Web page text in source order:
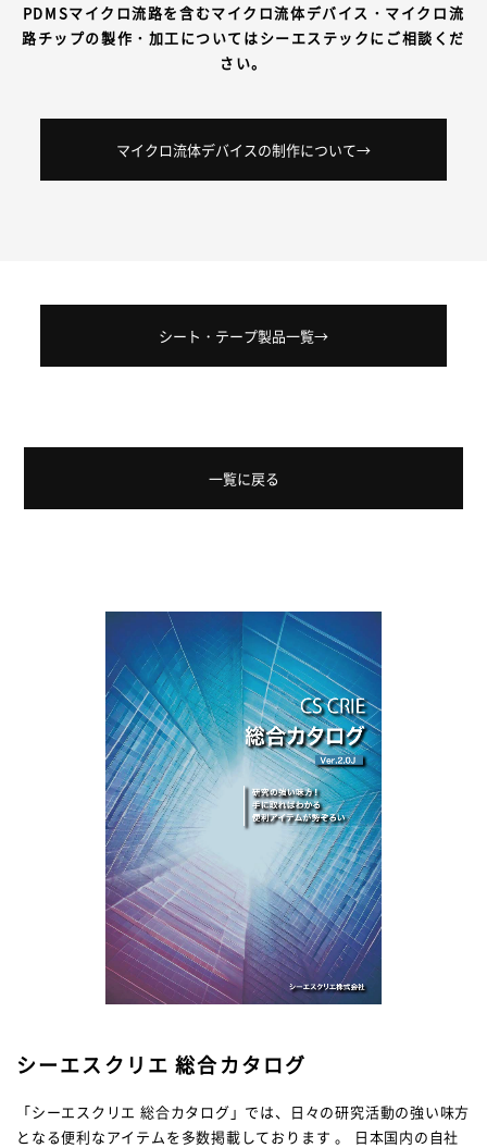
PDMSマイクロ流路を含むマイクロ流体デバイス・マイクロ流
路チップの製作・加工についてはシーエステックにご相談くだ
さい。
マイクロ流体デバイスの制作について→
シート・テープ製品一覧→
一覧に戻る
シーエスクリエ 総合カタログ
「シーエスクリエ 総合カタログ」では、日々の研究活動の強い味方
となる便利なアイテムを多数掲載しております 。 日本国内の自社